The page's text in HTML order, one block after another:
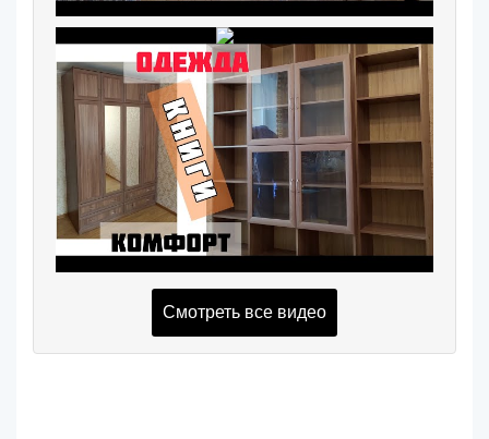
Смотреть все видео